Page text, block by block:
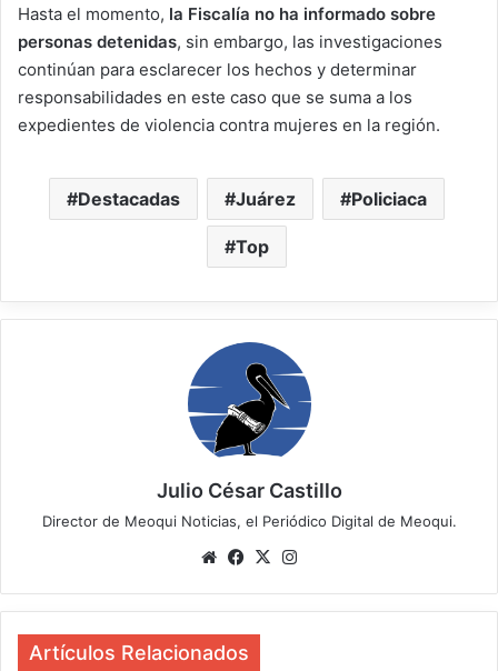
Hasta el momento, la Fiscalía no ha informado sobre
personas detenidas, sin embargo, las investigaciones
continúan para esclarecer los hechos y determinar
responsabilidades en este caso que se suma a los
expedientes de violencia contra mujeres en la región.
Destacadas Juárez Policiaca
Top
Julio César Castillo
Director de Meoqui Noticias, el Periódico Digital de Meoqui.
We
te
Fa
bo
ok
X
ra
Artículos Relacionados